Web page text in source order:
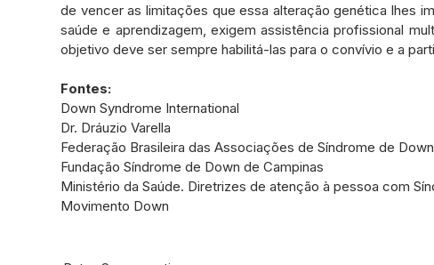
de vencer as limitações que essa alteração genética lhes
saúde e aprendizagem, exigem assistência profissional
objetivo deve ser sempre habilitá-las para o convívio e a
Fontes:
Down Syndrome International
Dr. Dráuzio Varella
Federação Brasileira das Associações de Síndrome de Down
Fundação Síndrome de Down de Campinas
Ministério da Saúde. Diretrizes de atenção à pessoa com
Movimento Down